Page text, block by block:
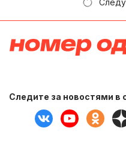
Следите за новостями в